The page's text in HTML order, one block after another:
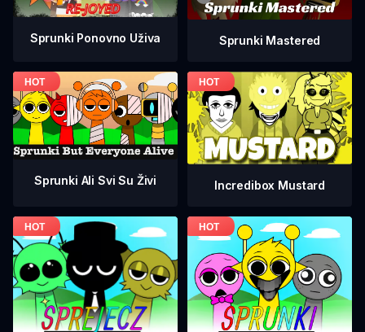
Sprunki Ponovno Uživa Sprunki Mastered
Sprunki Ali Svi Su Živi Incredibox Mustard